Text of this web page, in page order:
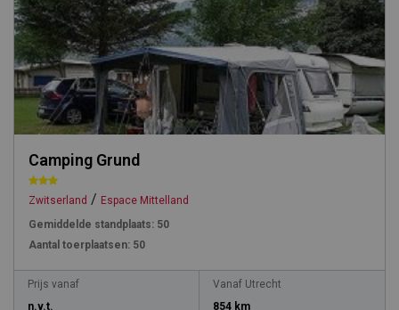
Camping Grund
Zwitserland / Espace Mittelland
Gemiddelde standplaats: 50
Aantal toerplaatsen: 50
Prijs vanaf
n.v.t.
Vanaf Utrecht
854 km